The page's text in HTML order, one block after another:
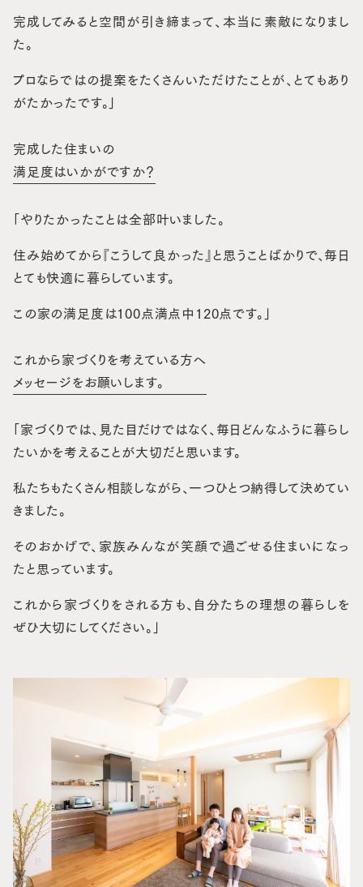
完成してみると空間が引き締まって、本当に素敵になりまし
た。
プロならではの提案をたくさんいただけたことが、とてもあり
がたかったです。」
完成した住まいの
満足度はいかがですか？
「やりたかったことは全部叶いました。
住み始めてから『こうして良かった』と思うことばかりで、毎日
とても快適に暮らしています。
この家の満足度は100点満点中120点です。」
これから家づくりを考えている方へ
メッセージをお願いします。
「家づくりでは、見た目だけではなく、毎日どんなふうに暮らし
たいかを考えることが大切だと思います。
私たちもたくさん相談しながら、一つひとつ納得して決めてい
きました。
そのおかげで、家族みんなが笑顔で過ごせる住まいになっ
たと思っています。
これから家づくりをされる方も、自分たちの理想の暮らしを
ぜひ大切にしてください。」